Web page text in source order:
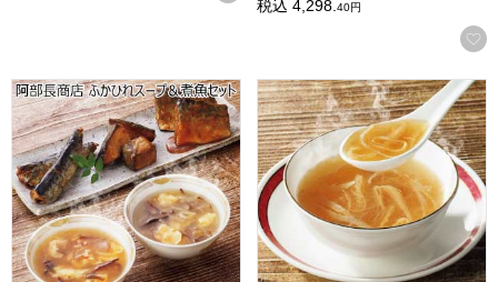
税込 4,298. 40円
阿部長商店 ふかひれスープ＆煮魚セット【夏の贈りもの・
気仙沼ほてい ふかひれスー